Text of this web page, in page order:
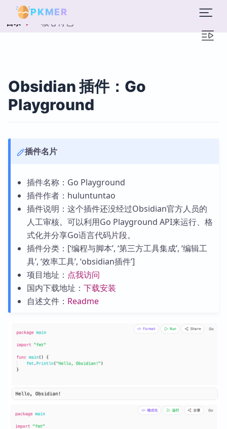
PKMER
目录 核心特色
Obsidian 插件：Go
Playground
插件名片
插件名称：Go Playground
插件作者：huluntuntao
插件说明：这个插件还没经过Obsidian官方人员的
人工审核。可以利用Go Playground API来运行、格
式化并分享Go语言代码片段。
插件分类：[‘编程与脚本’, ‘第三方工具集成’, ‘编辑工
具’, ‘效率工具’, ‘obsidian插件’]
项目地址： 点我访问
国内下载地址： 下载安装
自述文件： Readme